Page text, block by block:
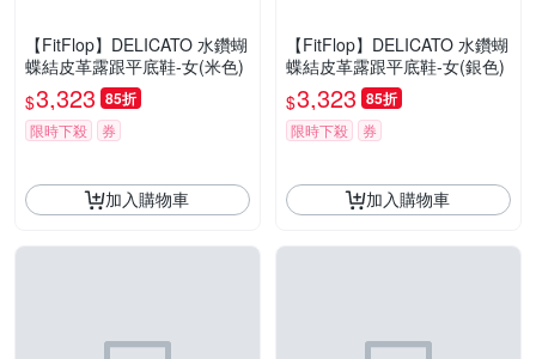
【FitFlop】DELICATO 水鑽蝴
蝶結皮革露跟平底鞋-女(米色)
$3,323 85折
限時下殺 券
加入購物車
【FitFlop】DELICATO 水鑽蝴
蝶結皮革露跟平底鞋-女(銀色)
$3,323 85折
限時下殺 券
加入購物車